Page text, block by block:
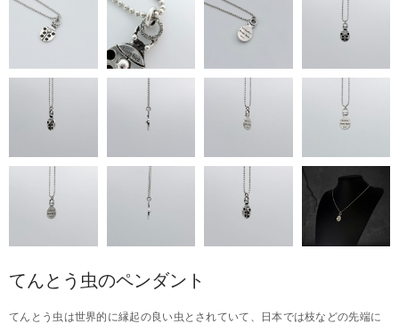
てんとう虫のペンダント
てんとう虫は世界的に縁起の良い虫とされていて、日本では枝などの先端に